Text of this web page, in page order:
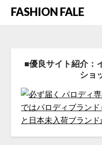
FASHION FALE
■優良サイト紹介：
ショ